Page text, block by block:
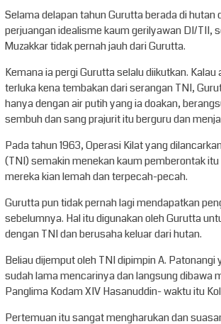
Selama delapan tahun Gurutta berada di hutan
perjuangan idealisme kaum gerilyawan DI/TII,
Muzakkar tidak pernah jauh dari Gurutta.
Kemana ia pergi Gurutta selalu diikutkan.
terluka kena tembakan dari serangan TNI,
hanya dengan air putih yang ia doakan,
sembuh dan sang prajurit itu berguru dan
Pada tahun 1963, Operasi Kilat yang
(TNI) semakin menekan kaum pemberontak
mereka kian lemah dan terpecah-pecah.
Gurutta pun tidak pernah lagi mendapatkan
sebelumnya. Hal itu digunakan oleh Gurutta
dengan TNI dan berusaha keluar dari hutan.
Beliau dijemput oleh TNI dipimpin A. Patonangi
sudah lama mencarinya dan langsung dibawa
Panglima Kodam XIV Hasanuddin- waktu itu
Pertemuan itu sangat mengharukan dan